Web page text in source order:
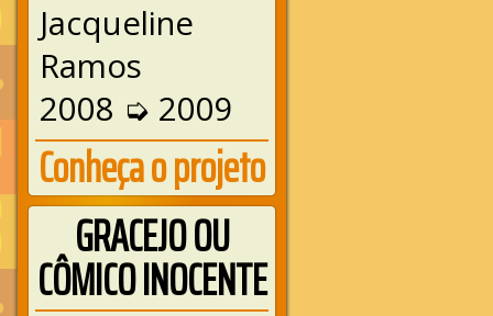
Jacqueline
Ramos
2008 ➭ 2009
Conheça o projeto
GRACEJO OU
CÔMICO INOCENTE